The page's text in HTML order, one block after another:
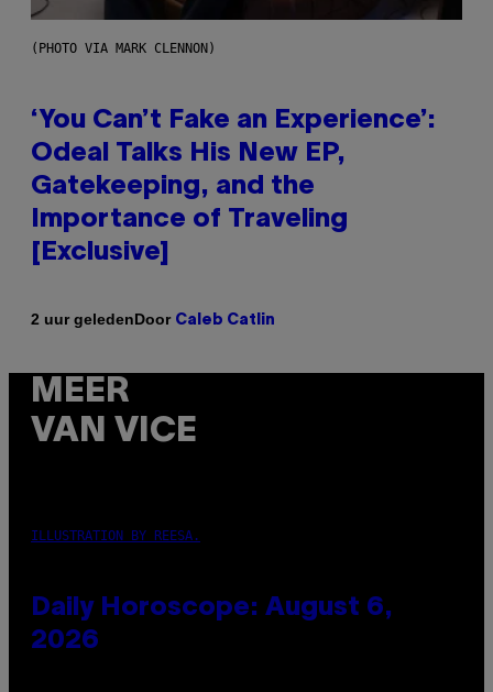
(PHOTO VIA MARK CLENNON)
‘You Can’t Fake an Experience’:
Odeal Talks His New EP,
Gatekeeping, and the
Importance of Traveling
[Exclusive]
2 uur geledenDoor Caleb Catlin
MEER
VAN VICE
ILLUSTRATION BY REESA.
Daily Horoscope: August 6,
2026